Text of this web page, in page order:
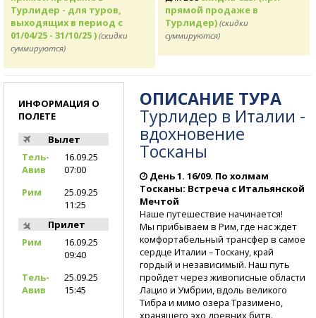
Турлидер - для туров,
выходящих в период с
01/04/25 - 31/10/25 ) (скидки
суммируются)
прямой продаже в
Турлидер) (скидки
суммируются)
ОПИСАНИЕ ТУРА
Турлидер в Италии -
вдохновение
Тосканы
День 1. 16/09. По холмам
Тосканы: Встреча с Итальянской
Мечтой
Наше путешествие начинается!
Мы прибываем в Рим, где нас ждет
комфортабельный трансфер в самое
сердце Италии – Тоскану, край
гордый и независимый. Наш путь
пройдет через живописные области
Лацио и Умбрии, вдоль великого
Тибра и мимо озера Тразимено,
хранящего эхо древних битв.
ИНФОРМАЦИЯ О
ПОЛЕТЕ
Вылет
Тель-
Авив
16.09.25
07:00
Рим
25.09.25
11:25
Прилет
Рим
16.09.25
09:40
Тель-
Авив
25.09.25
15:45